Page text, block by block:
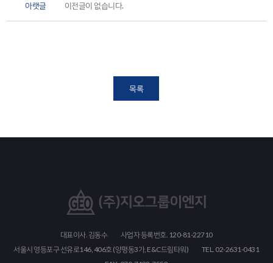
아랫글 이전글이 없습니다.
목록
대표이사. 김동수
사업자 등록번호. 120-81-22710
서울시 영등포구 선유로146, 406호 (양평동3가, E&C드림타워)
TEL. 02-2631-0431